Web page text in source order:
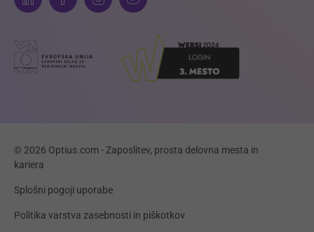
© 2026 Optius.com - Zaposlitev, prosta delovna mesta in
kariera
Splošni pogoji uporabe
Politika varstva zasebnosti in piškotkov